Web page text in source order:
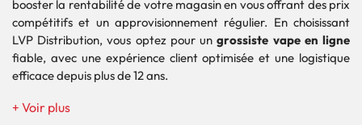
booster la rentabilité de votre magasin en vous offrant des prix
compétitifs et un approvisionnement régulier. En choisissant
LVP Distribution, vous optez pour ungrossiste vape en ligne
fiable, avec une expérience client optimisée et une logistique
efficace depuis plus de 12 ans.